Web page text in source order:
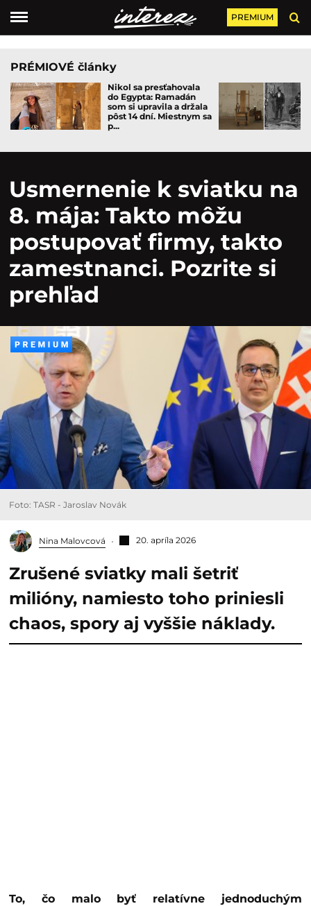
PREMIUM
PRÉMIOVÉ články
Nikol sa presťahovala
do Egypta: Ramadán
som si upravila a držala
pôst 14 dní. Miestnym sa
p...
Usmernenie k sviatku na
8. mája: Takto môžu
postupovať firmy, takto
zamestnanci. Pozrite si
prehľad
Foto: TASR - Jaroslav Novák
Nina Malovcová 20. apríla 2026
Zrušené sviatky mali šetriť
milióny, namiesto toho priniesli
chaos, spory aj vyššie náklady.
To, čo malo byť relatívne jednoduchým